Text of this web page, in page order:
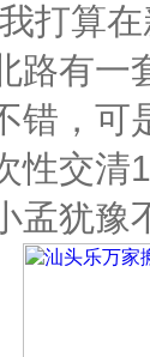
打算
路有一
错，可
性交清
孟犹豫